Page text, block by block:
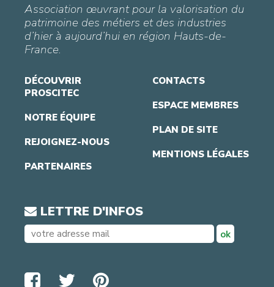
Association œuvrant pour la valorisation du
patrimoine des métiers et des industries
d’hier à aujourd’hui en région Hauts-de-
France.
DÉCOUVRIR
PROSCITEC
NOTRE ÉQUIPE
REJOIGNEZ-NOUS
PARTENAIRES
CONTACTS
ESPACE MEMBRES
PLAN DE SITE
MENTIONS LÉGALES
LETTRE D'INFOS